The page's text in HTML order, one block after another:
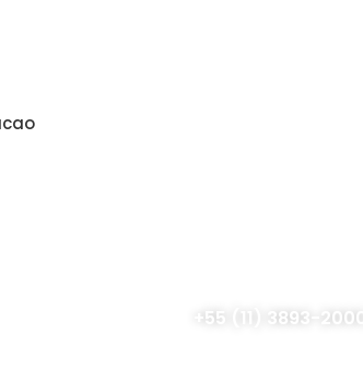
+55 (11) 3893-2000